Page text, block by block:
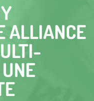
ALLIANCE